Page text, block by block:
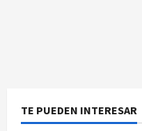
TE PUEDEN INTERESAR